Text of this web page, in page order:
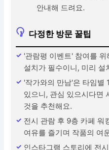
안내해 드려요.
다정한 방문 꿀팁
'관람평 이벤트' 참여를
설치가 필수이니, 미리 설
'작가와의 만남'은 타임별
있으니, 관심 있으시다면
것을 추천해요.
전시 관람 후 9층 카페 워
여유를 즐기며 작품의 여
인스타그램 스토리에 전